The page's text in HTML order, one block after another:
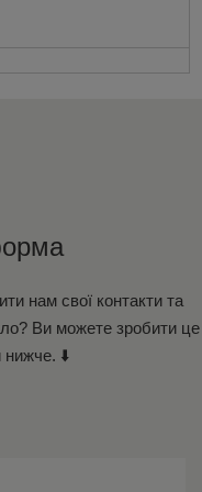
нам свої контакти та
Ви можете зробити це
нижче. ⬇️